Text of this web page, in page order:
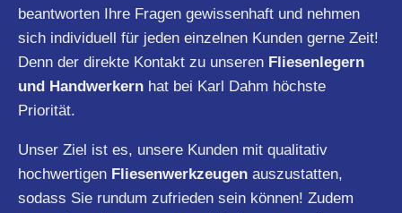
beantworten Ihre Fragen gewissenhaft und nehmen
sich individuell für jeden einzelnen Kunden gerne Zeit!
Denn der direkte Kontakt zu unseren Fliesenlegern
und Handwerkern hat bei Karl Dahm höchste
Priorität.
Unser Ziel ist es, unsere Kunden mit qualitativ
hochwertigen Fliesenwerkzeugen auszustatten,
sodass Sie rundum zufrieden sein können! Zudem